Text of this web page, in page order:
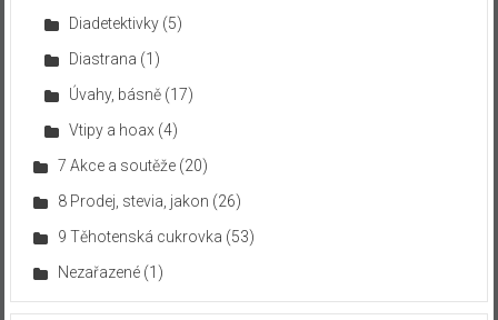
Diadetektivky(5)
Diastrana (1)
Úvahy, básně(17)
Vtipy a hoax (4)
7 Akce a soutěže(20)
8 Prodej, stevia, jakon (26)
9 Těhotenská cukrovka (53)
Nezařazené(1)